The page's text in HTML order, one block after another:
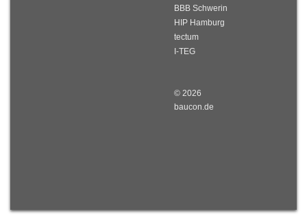
BBB Schwerin
HIP Hamburg
tectum
I-TEG
© 2026
baucon.de